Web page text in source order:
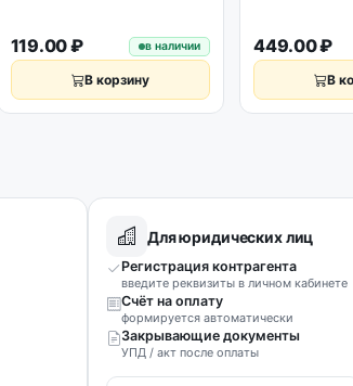
119.00 ₽ в наличии
В корзину
449.00 ₽
В
Для юридических лиц
Регистрация контрагента
введите реквизиты в личном кабинете
Счёт на оплату
формируется автоматически
Закрывающие документы
УПД / акт после оплаты